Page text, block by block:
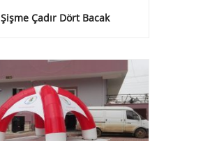
Şişme Çadır Dört Bacak